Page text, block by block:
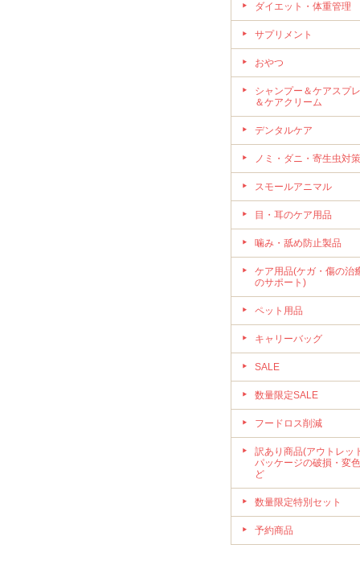
ダイエット・体重管理
サプリメント
おやつ
シャンプー＆ケアスプ
＆ケアクリーム
デンタルケア
ノミ・ダニ・寄生虫対策
スモールアニマル
目・耳のケア用品
噛み・舐め防止製品
ケア用品(ケガ・傷の治
のサポート)
ペット用品
キャリーバッグ
SALE
数量限定SALE
フードロス削減
訳あり商品(アウトレッ
パッケージの破損・変
ど
数量限定特別セット
予約商品